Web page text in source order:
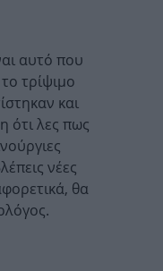
αυτό που
τρίψιμο
και
ότι λες πως
νέες
θα